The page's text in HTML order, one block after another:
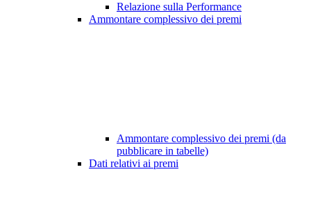
Relazione sulla Performance
Ammontare complessivo dei premi
Ammontare complessivo dei premi (da
pubblicare in tabelle)
Dati relativi ai premi